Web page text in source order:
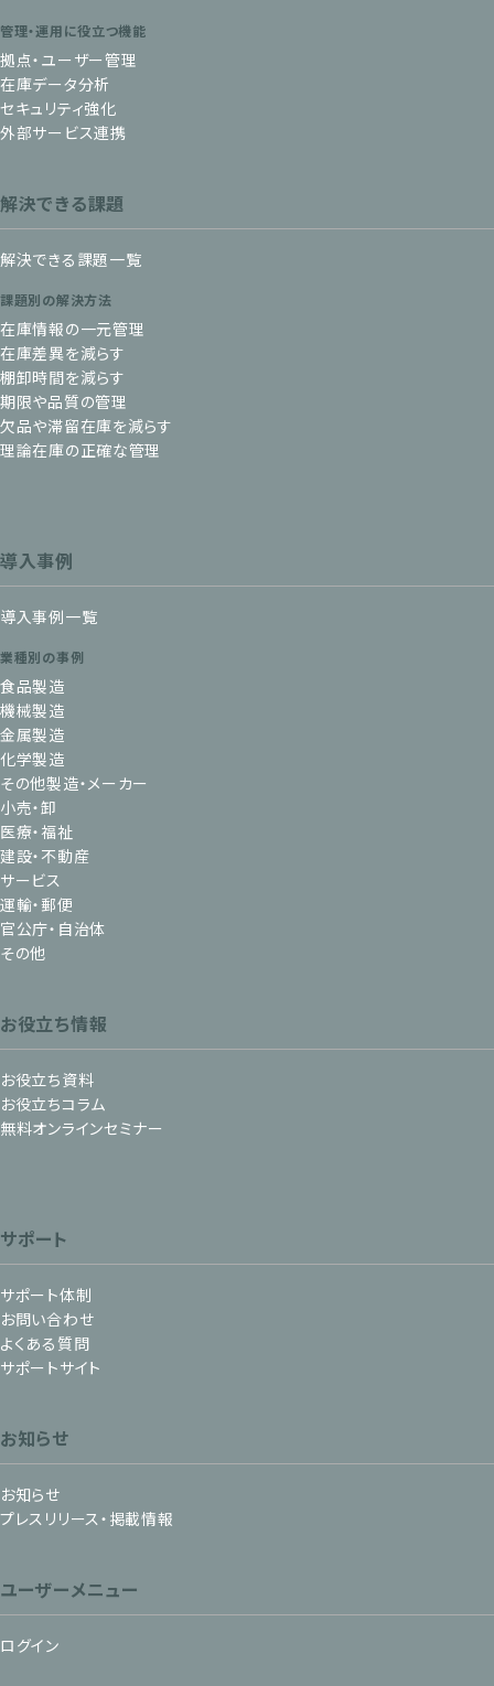
管理・運用に役立つ機能
拠点・ユーザー管理
在庫データ分析
セキュリティ強化
外部サービス連携
解決できる課題
解決できる課題一覧
課題別の解決方法
在庫情報の一元管理
在庫差異を減らす
棚卸時間を減らす
期限や品質の管理
欠品や滞留在庫を減らす
理論在庫の正確な管理
導入事例
導入事例一覧
業種別の事例
食品製造
機械製造
金属製造
化学製造
その他製造・メーカー
小売・卸
医療・福祉
建設・不動産
サービス
運輸・郵便
官公庁・自治体
その他
お役立ち情報
お役立ち資料
お役立ちコラム
無料オンラインセミナー
サポート
サポート体制
お問い合わせ
よくある質問
サポートサイト
お知らせ
お知らせ
プレスリリース・掲載情報
ユーザーメニュー
ログイン